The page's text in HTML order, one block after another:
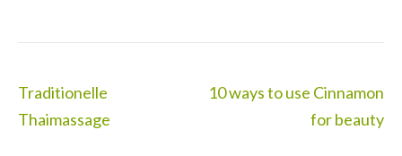
Beitragsnavigation
Traditionelle
Thaimassage
10 ways to use Cinnamon
for beauty